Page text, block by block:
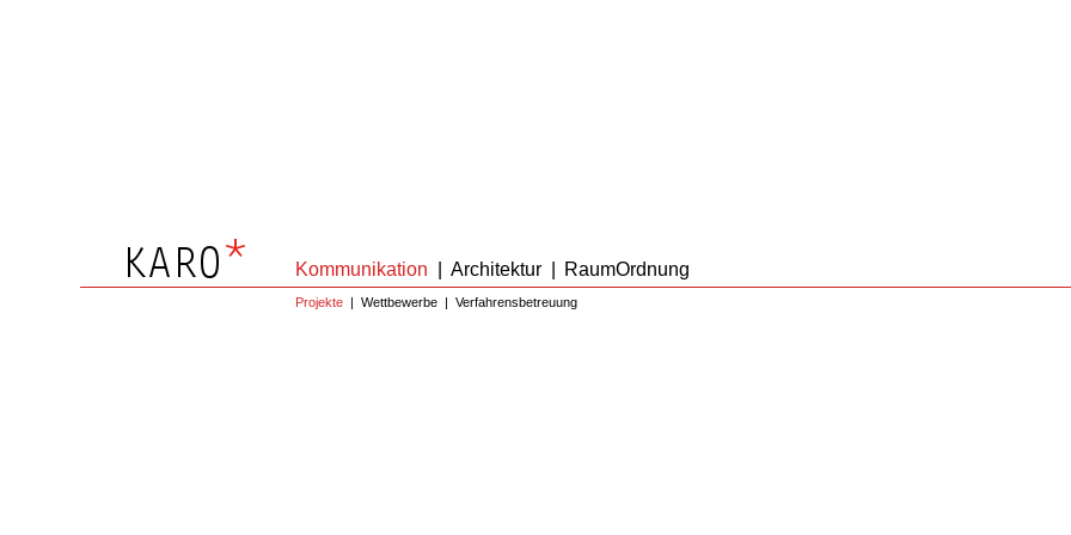
Projekte |Wettbewerbe |Verfahrensbetreuung
Kommunikation Architektur RaumOrdnung